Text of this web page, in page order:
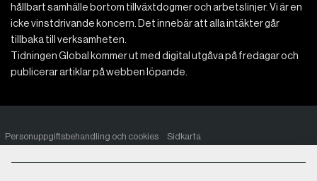
hållbart samhälle bortom tillväxtdogmer och arbetslinjer. Vi är en
icke vinstdrivande koncern. Det innebär att alla intäkter går
tillbaka till verksamheten.
Tidningen Global kommer ut med digital utgåva på fredagar och
publicerar artiklar på webben löpande.
Personuppgiftsbehandling och cookies Sidkarta